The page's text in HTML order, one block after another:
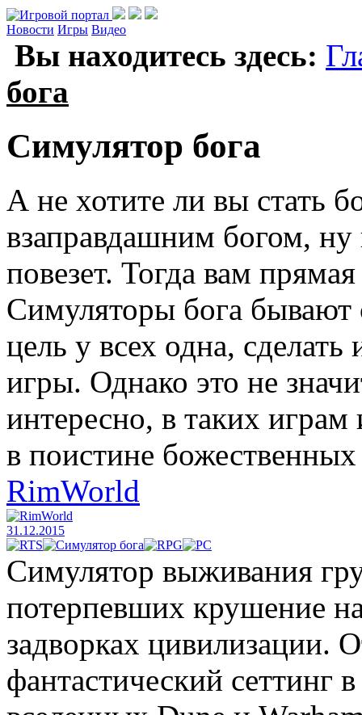
Новости Игры Видео
Вы находитесь здесь:
бога
Симулятор бога
А не хотите ли вы стать
взаправдашним богом,
повезет. Тогда вам
Симуляторы бога бывают
цель у всех одна,
игры. Однако это не
интересно, в таких
в поистине
RimWorld
31.12.2015
Симулятор выживания
потерпевших крушение
задворках цивилизации.
фантастический сеттинг